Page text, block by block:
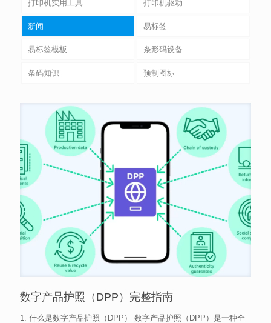
打印机实用工具 打印机驱动
新闻 易标签
易标签模板 条形码设备
条码知识 预制图标
数字产品护照（DPP）完整指南
1. 什么是数字产品护照（DPP） 数字产品护照（DPP）是一种全